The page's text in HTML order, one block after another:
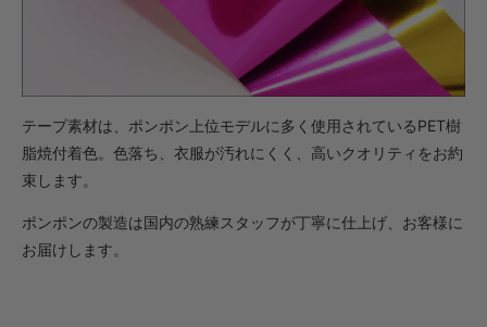
テープ素材は、ポンポン上位モデルに多く使用されているPET樹
脂焼付着色。色落ち、衣服が汚れにくく、高いクオリティをお約
束します。
ポンポンの製造は国内の熟練スタッフが丁寧に仕上げ、お客様に
お届けします。